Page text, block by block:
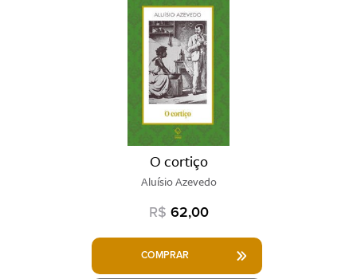
O cortiço
Aluísio Azevedo
R$ 62,00
COMPRAR